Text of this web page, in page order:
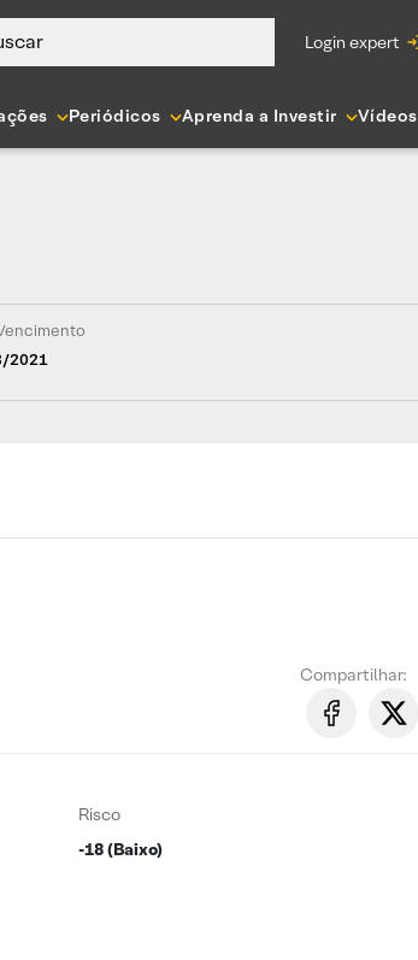
login expert
Periódicos Aprenda a Investir Vídeos
2021
Compartilhar:
Risco
-18 (Baixo)